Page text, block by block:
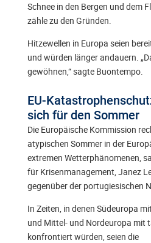
Schnee in den Bergen und dem
zähle zu den Gründen.
Hitzewellen in Europa seien
und würden länger andauern.
gewöhnen,“ sagte Buontempo.
EU-
sich für den Sommer
Die Europäische Kommission
atypischen Sommer in der
extremen Wetterphänomenen,
für Krisenmanagement, Janez
gegenüber der portugiesischen
In Zeiten, in denen Südeuropa
und Mittel- und Nordeuropa mit
konfrontiert würden, seien die